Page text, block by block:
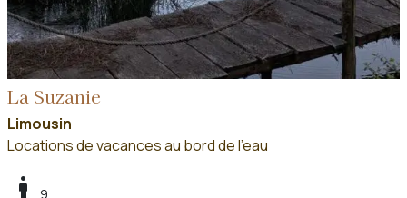
La Suzanie
Limousin
Locations de vacances au bord de l'eau
boy
9